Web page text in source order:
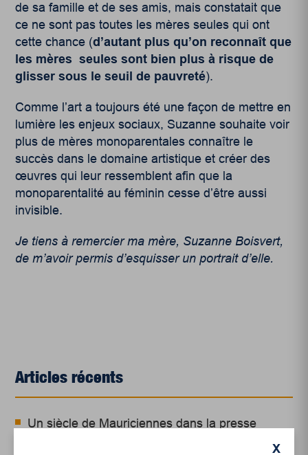
de sa famille et de ses amis, mais constatait que
ce ne sont pas toutes les mères seules qui ont
cette chance (d’autant plus qu’on reconnaît que
les mères seules sont bien plus à risque de
glisser sous le seuil de pauvreté).
Comme l’art a toujours été une façon de mettre en
lumière les enjeux sociaux, Suzanne souhaite voir
plus de mères monoparentales connaître le
succès dans le domaine artistique et créer des
œuvres qui leur ressemblent afin que la
monoparentalité au féminin cesse d’être aussi
invisible.
Je tiens à remercier ma mère, Suzanne Boisvert,
de m’avoir permis d’esquisser un portrait d’elle.
Articles récents
Un siècle de Mauriciennes dans la presse
X